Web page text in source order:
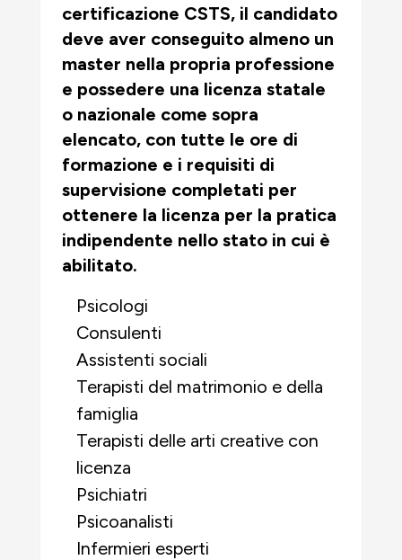
certificazione CSTS, il candidato
deve aver conseguito almeno un
master nella propria professione
e possedere una licenza statale
o nazionale come sopra
elencato, con tutte le ore di
formazione e i requisiti di
supervisione completati per
ottenere la licenza per la pratica
indipendente nello stato in cui è
abilitato.
Psicologi
Consulenti
Assistenti sociali
Terapisti del matrimonio e della
famiglia
Terapisti delle arti creative con
licenza
Psichiatri
Psicoanalisti
Infermieri esperti